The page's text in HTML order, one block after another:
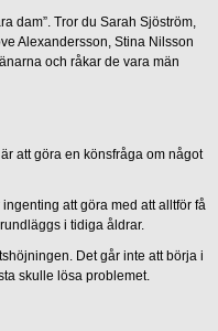
dam”. Tror du Sarah Sjöström,
Alexandersson, Stina Nilsson
och råkar de vara män
att göra en könsfråga om något
att göra med att alltför få
i tidiga åldrar.
Det går inte att börja i
skulle lösa problemet.